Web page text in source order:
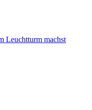
Leuchtturm machst